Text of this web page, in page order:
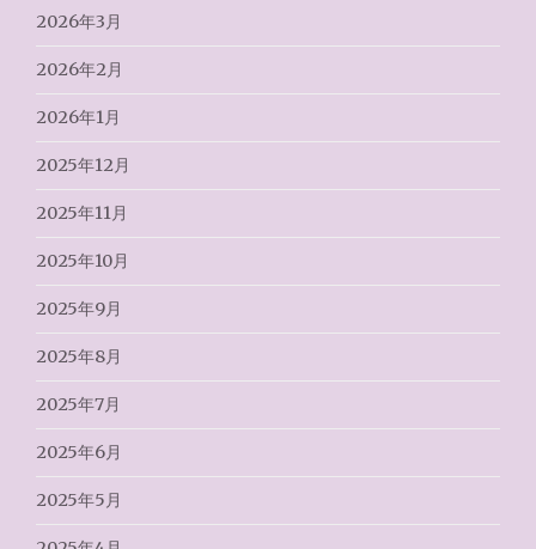
2026年3月
2026年2月
2026年1月
2025年12月
2025年11月
2025年10月
2025年9月
2025年8月
2025年7月
2025年6月
2025年5月